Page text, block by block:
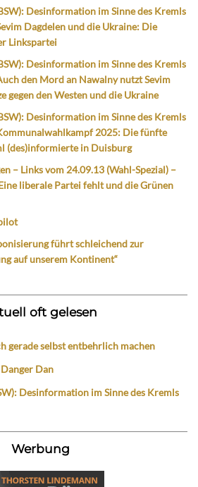
Desinformation im Sinne des Kremls
Dagdelen und die Ukraine: Die
Linkspartei
Desinformation im Sinne des Kremls
den Mord an Nawalny nutzt Sevim
gegen den Westen und die Ukraine
Desinformation im Sinne des Kremls
2025: Die fünfte
(des)informierte in Duisburg
– Links vom 24.09.13 (Wahl-Spezial) –
liberale Partei fehlt und die Grünen
führt schleichend zur
auf unserem Kontinent“
oft gelesen
gerade selbst entbehrlich machen
Dan
Desinformation im Sinne des Kremls
Werbung